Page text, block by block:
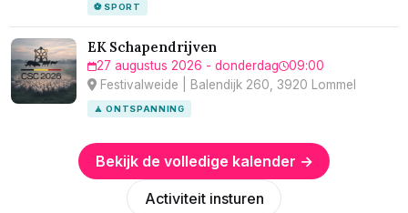
⚽ SPORT
EK Schapendrijven
27 augustus 2026 - donderdag
09:00
Festivalweide | Balendijk 260, 3920 Lommel
🧘 ONTSPANNING
Bekijk de volledige kalender →
Activiteit insturen